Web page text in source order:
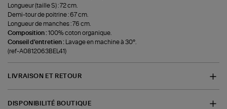
Longueur (taille S) : 72 cm.
Demi-tour de poitrine : 67 cm.
Longueur de manches : 76 cm.
Composition :100% coton organique.
Conseil d'entretien :
Lavage en machine à 30°.
(ref-A0812063BEL41)
LIVRAISON ET RETOUR
DISPONIBILITÉ BOUTIQUE